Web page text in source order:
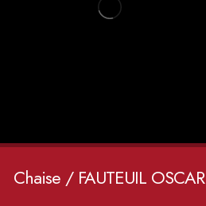
Chaise / FAUTEUIL OSCAR